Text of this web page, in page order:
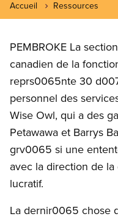
Accueil Ressources
PEMBROKE La
canadien de la
reprs0065nte 30
personnel des
Wise Owl, qui a des
Petawawa et Barrys
grv0065 si une
avec la direction de
lucratif.
La dernir0065 chose